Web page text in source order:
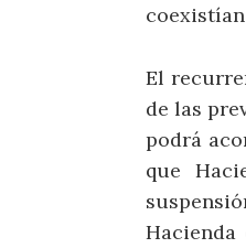
El
de las
podrá
que